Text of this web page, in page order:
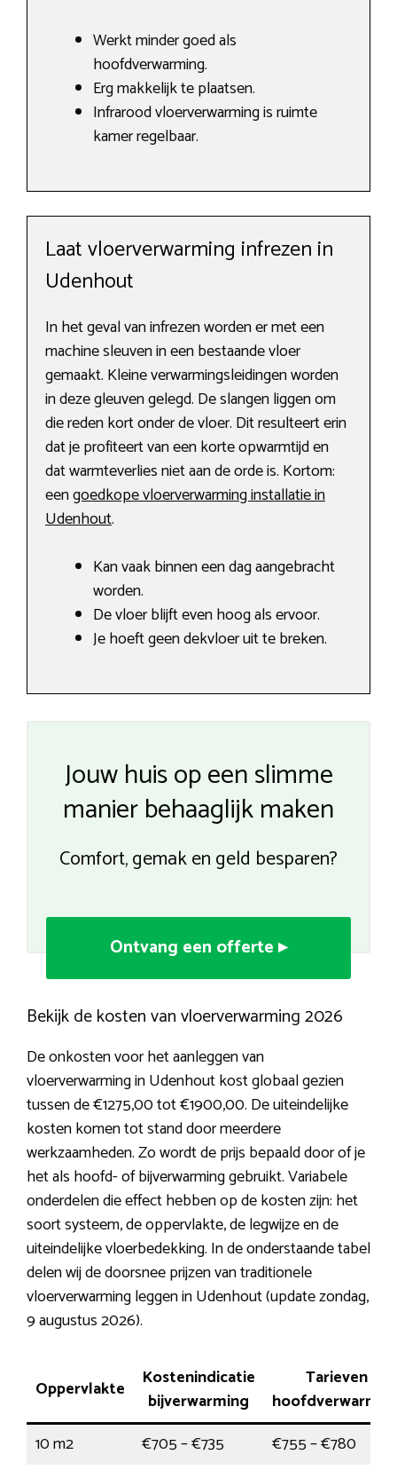
Werkt minder goed als
hoofdverwarming.
Erg makkelijk te plaatsen.
Infrarood vloerverwarming is ruimte
kamer regelbaar.
Laat vloerverwarming infrezen in
Udenhout
In het geval van infrezen worden er met een
machine sleuven in een bestaande vloer
gemaakt. Kleine verwarmingsleidingen worden
in deze gleuven gelegd. De slangen liggen om
die reden kort onder de vloer. Dit resulteert erin
dat je profiteert van een korte opwarmtijd en
dat warmteverlies niet aan de orde is. Kortom:
eengoedkope vloerverwarming installatie in
Udenhout.
Kan vaak binnen een dag aangebracht
worden.
De vloer blijft even hoog als ervoor.
Je hoeft geen dekvloer uit te breken.
Jouw huis op een slimme
manier behaaglijk maken
Comfort, gemak en geld besparen?
Ontvang een offerte ▸
Bekijk de kosten van vloerverwarming 2026
De onkosten voor het aanleggen van
vloerverwarming in Udenhout kost globaal gezien
tussen de €1275,00 tot €1900,00. De uiteindelijke
kosten komen tot stand door meerdere
werkzaamheden. Zo wordt de prijs bepaald door of je
het als hoofd- of bijverwarming gebruikt. Variabele
onderdelen die effect hebben op de kosten zijn: het
soort systeem, de oppervlakte, de legwijze en de
uiteindelijke vloerbedekking. In de onderstaande tabel
delen wij de doorsnee prijzen van traditionele
vloerverwarming leggen in Udenhout (update zondag,
9 augustus 2026).
Oppervlakte
Kostenindicatie
bijverwarming
Tarieven
10 m2
€705 – €735
€755 – €780